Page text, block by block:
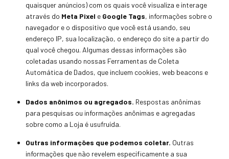
quaisquer anúncios) com os quais você visualiza e interage
através do Meta Pixel e Google Tags, informações sobre o
navegador e o dispositivo que você está usando, seu
endereço IP, sua localização, o endereço do site a partir do
qual você chegou. Algumas dessas informações são
coletadas usando nossas Ferramentas de Coleta
Automática de Dados, que incluem cookies, web beacons e
links da web incorporados.
Dados anônimos ou agregados. Respostas anônimas
para pesquisas ou informações anônimas e agregadas
sobre como a Loja é usufruída.
Outras informações que podemos coletar. Outras
informações que não revelem especificamente a sua